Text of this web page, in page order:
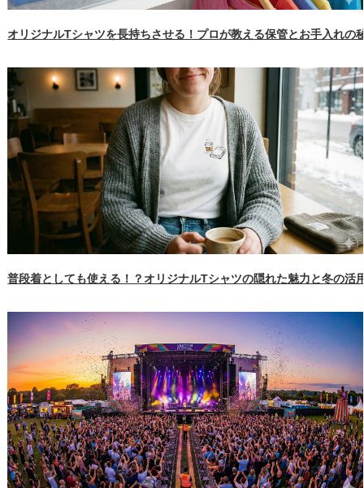
オリジナルTシャツを長持ちさせる！プロが教える保管とお手入れの
普段着としても使える！？オリジナルTシャツの隠れた魅力と冬の活